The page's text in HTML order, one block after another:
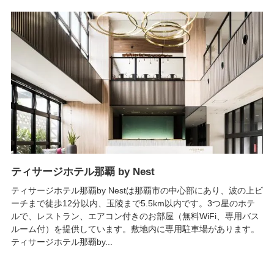
ティサージホテル那覇 by Nest
ティサージホテル那覇by Nestは那覇市の中心部にあり、波の上ビ
ーチまで徒歩12分以内、玉陵まで5.5km以内です。3つ星のホテ
ルで、レストラン、エアコン付きのお部屋（無料WiFi、専用バス
ルーム付）を提供しています。敷地内に専用駐車場があります。
ティサージホテル那覇by...